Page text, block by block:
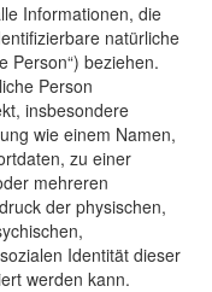
Informationen, die
natürliche
Person“) beziehen.
Person
insbesondere
wie einem Namen,
zu einer
mehreren
der physischen,
Identität dieser
werden kann.